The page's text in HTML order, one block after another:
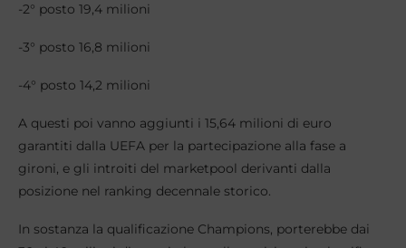
-2° posto 19,4 milioni
-3° posto 16,8 milioni
-4° posto 14,2 milioni
A questi poi vanno aggiunti i 15,64 milioni di euro
garantiti dalla UEFA per la partecipazione alla fase a
gironi, e gli introiti del marketpool derivanti dalla
posizione nel ranking decennale storico.
In sostanza la qualificazione Champions, porterebbe dai